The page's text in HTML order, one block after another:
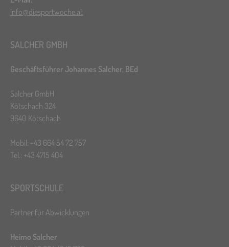
info@diesportwoche.at
SALCHER GMBH
Geschäftsführer Johannes Salcher, BEd
Salcher GmbH
Kötschach 324
9640 Kötschach
Mobil: +43 664 54 72 757
Tel.: +43 4715 404
SPORTSCHULE
Partner für Abwicklungen
Heimo Salcher